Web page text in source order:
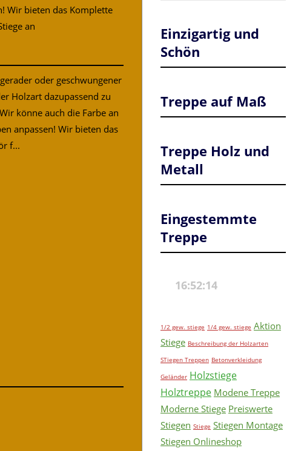
Wir bieten das Komplette
an
oder geschwungener
Holzart dazupassend zu
könne auch die Farbe an
anpassen! Wir bieten das
f...
Einzigartig und
Schön
Treppe auf Maß
Treppe Holz und
Metall
Eingestemmte
Treppe
1/2 gew. stiege 1/4 gew. stiege Aktion
Stiege Beschreibung der Holzarten
STiegen Treppen Betonverkleidung
Geländer Holzstiege
Holztreppe Modene Treppe
Moderne Stiege Preiswerte
Stiegen Stiege Stiegen Montage
Stiegen Onlineshop